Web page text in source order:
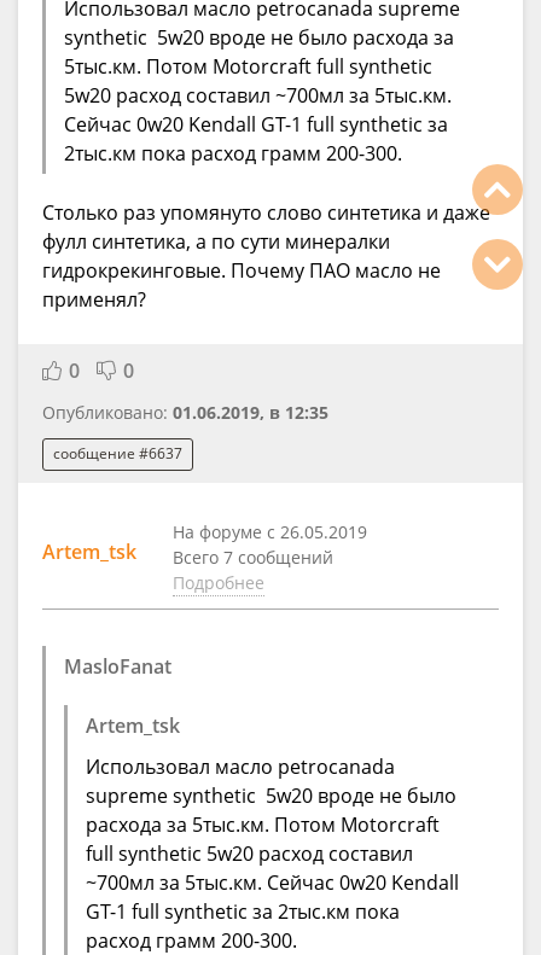
Использовал масло petrocanada supreme
synthetic 5w20 вроде не было расхода за
5тыс.км. Потом Motorcraft full synthetic
5w20 расход составил ~700мл за 5тыс.км.
Сейчас 0w20 Kendall GT-1 full synthetic за
2тыс.км пока расход грамм 200-300.
Столько раз упомянуто слово синтетика и даже
фулл синтетика, а по сути минералки
гидрокрекинговые. Почему ПАО масло не
применял?
0 0
Опубликовано: 01.06.2019, в 12:35
сообщение #6637
Artem_tsk
На форуме с 26.05.2019
Всего 7 сообщений
Подробнее
MasloFanat
Artem_tsk
Использовал масло petrocanada
supreme synthetic 5w20 вроде не было
расхода за 5тыс.км. Потом Motorcraft
full synthetic 5w20 расход составил
~700мл за 5тыс.км. Сейчас 0w20 Kendall
GT-1 full synthetic за 2тыс.км пока
расход грамм 200-300.